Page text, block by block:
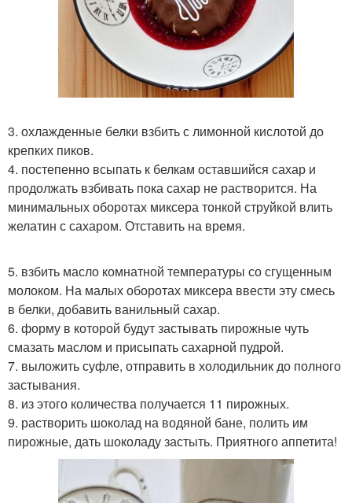
3. охлажденные белки взбить с лимонной кислотой до
крепких пиков.
4. постепенно всыпать к белкам оставшийся сахар и
продолжать взбивать пока сахар не растворится. На
минимальных оборотах миксера тонкой струйкой влить
желатин с сахаром. Отставить на время.
5. взбить масло комнатной температуры со сгущенным
молоком. На малых оборотах миксера ввести эту смесь
в белки, добавить ванильный сахар.
6. форму в которой будут застывать пирожные чуть
смазать маслом и присыпать сахарной пудрой.
7. выложить суфле, отправить в холодильник до полного
застывания.
8. из этого количества получается 11 пирожных.
9. растворить шоколад на водяной бане, полить им
пирожные, дать шоколаду застыть. Приятного аппетита!